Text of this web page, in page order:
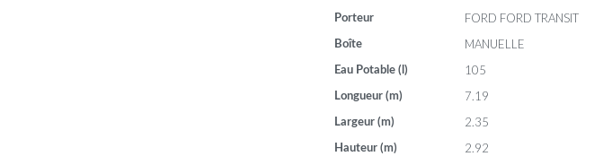
Porteur FORD FORD TRANSIT
Boîte MANUELLE
Eau Potable (l) 105
Longueur (m) 7.19
Largeur (m) 2.35
Hauteur (m) 2.92